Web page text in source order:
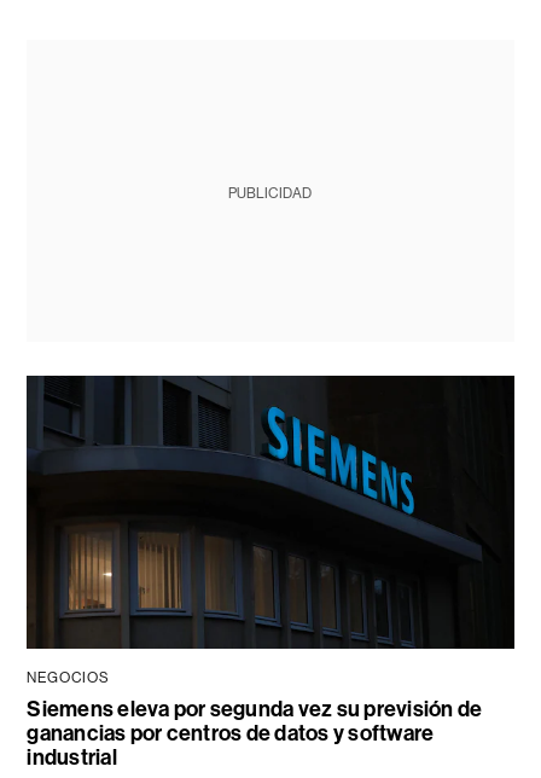
PUBLICIDAD
NEGOCIOS
Siemens eleva por segunda vez su previsión de
ganancias por centros de datos y software
industrial